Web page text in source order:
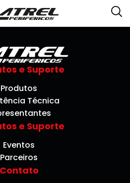
e Suporte
Produtos
Técnica
e Suporte
Eventos
Parceiros
Contato